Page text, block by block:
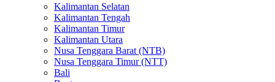
Kalimantan Selatan
Kalimantan Tengah
Kalimantan Timur
Kalimantan Utara
Nusa Tenggara Barat (NTB)
Nusa Tenggara Timur (NTT)
Bali